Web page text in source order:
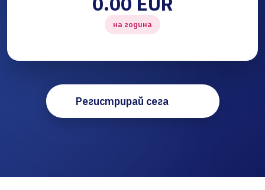
на година
Регистрирай сега